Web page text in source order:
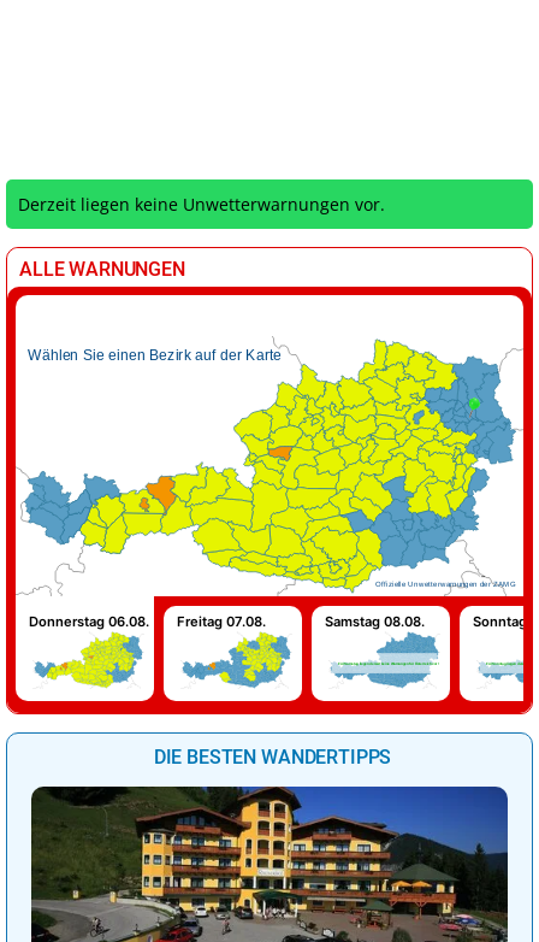
Derzeit liegen keine Unwetterwarnungen vor.
ALLE WARNUNGEN
Wählen Sie einen Bezirk auf der Karte
Offizielle Unwetterwarnungen der ZAMG
Donnerstag 06.08. Freitag 07.08. Samstag 08.08.
Für Samstag liegen derzeit keine Warnungen für Österreich vor!
Sonntag
Für Sonntag liegen derzeit keine
DIE BESTEN WANDERTIPPS